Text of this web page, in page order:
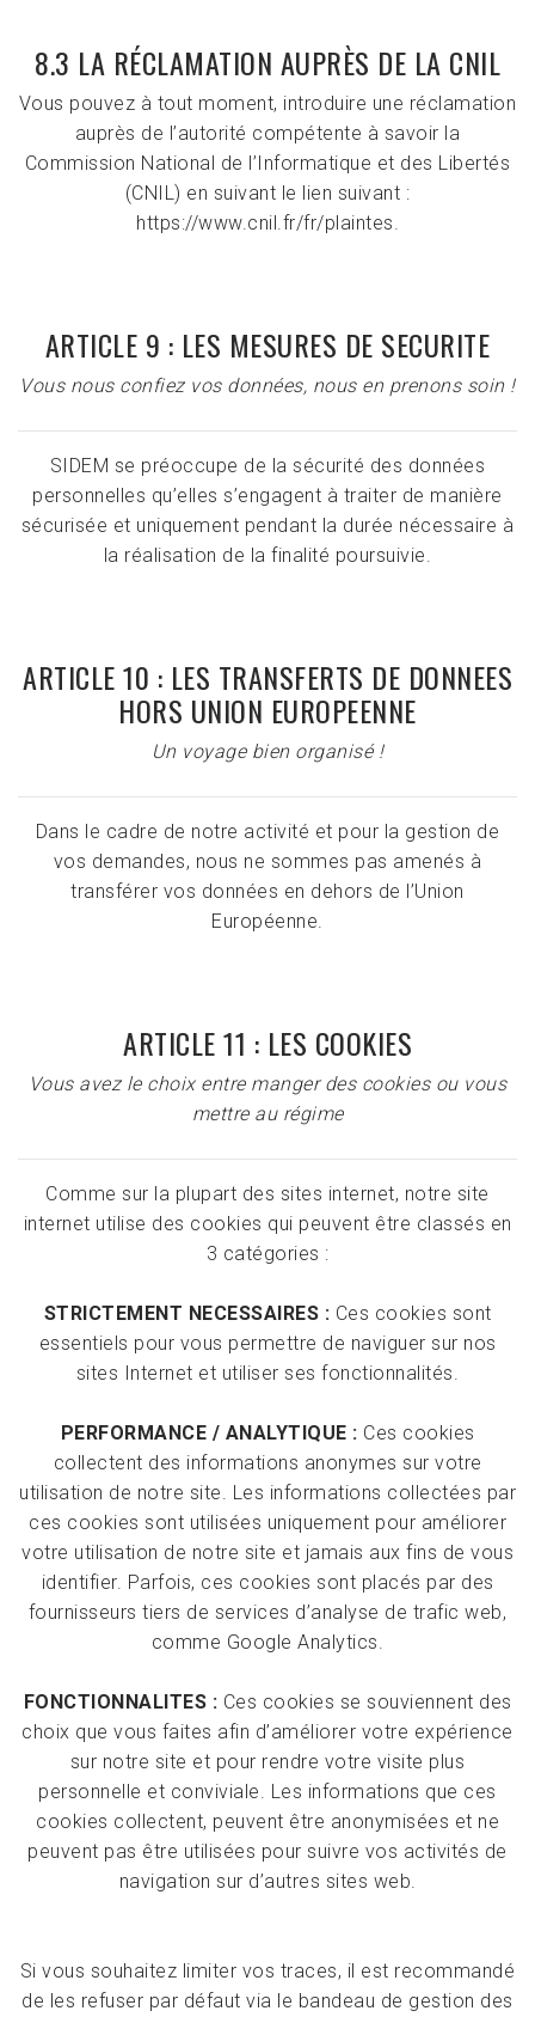
8.3 LA RÉCLAMATION AUPRÈS DE LA CNIL
Vous pouvez à tout moment, introduire une réclamation
auprès de l’autorité compétente à savoir la
Commission National de l’Informatique et des Libertés
(CNIL) en suivant le lien suivant :
https://www.cnil.fr/fr/plaintes.
ARTICLE 9 : LES MESURES DE SECURITE
Vous nous confiez vos données, nous en prenons soin !
SIDEM se préoccupe de la sécurité des données
personnelles qu’elles s’engagent à traiter de manière
sécurisée et uniquement pendant la durée nécessaire à
la réalisation de la finalité poursuivie.
ARTICLE 10 : LES TRANSFERTS DE DONNEES
HORS UNION EUROPEENNE
Un voyage bien organisé !
Dans le cadre de notre activité et pour la gestion de
vos demandes, nous ne sommes pas amenés à
transférer vos données en dehors de l’Union
Européenne.
ARTICLE 11 : LES COOKIES
Vous avez le choix entre manger des cookies ou vous
mettre au régime
Comme sur la plupart des sites internet, notre site
internet utilise des cookies qui peuvent être classés en
3 catégories :
STRICTEMENT NECESSAIRES : Ces cookies sont
essentiels pour vous permettre de naviguer sur nos
sites Internet et utiliser ses fonctionnalités.
PERFORMANCE / ANALYTIQUE : Ces cookies
collectent des informations anonymes sur votre
utilisation de notre site. Les informations collectées par
ces cookies sont utilisées uniquement pour améliorer
votre utilisation de notre site et jamais aux fins de vous
identifier. Parfois, ces cookies sont placés par des
fournisseurs tiers de services d’analyse de trafic web,
comme Google Analytics.
FONCTIONNALITES : Ces cookies se souviennent des
choix que vous faites afin d’améliorer votre expérience
sur notre site et pour rendre votre visite plus
personnelle et conviviale. Les informations que ces
cookies collectent, peuvent être anonymisées et ne
peuvent pas être utilisées pour suivre vos activités de
navigation sur d’autres sites web.
Si vous souhaitez limiter vos traces, il est recommandé
de les refuser par défaut via le bandeau de gestion des